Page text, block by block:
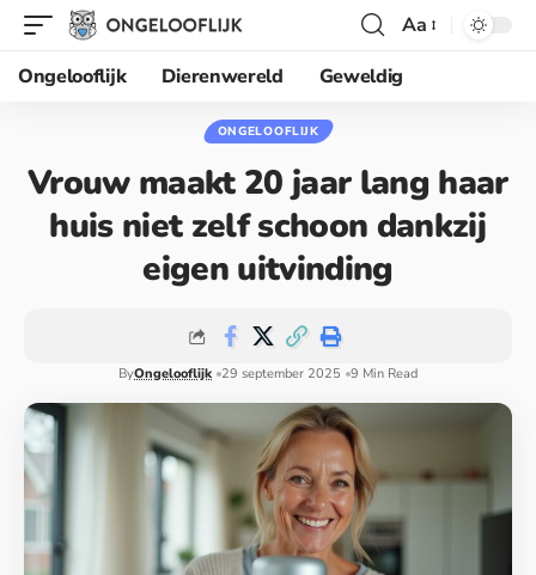
Aa
Ongelooflijk
Dierenwereld Geweldig
ONGELOOFLIJK
Vrouw maakt 20 jaar lang haar
huis niet zelf schoon dankzij
eigen uitvinding
ByOngelooflijk 29 september 2025 9 Min Read